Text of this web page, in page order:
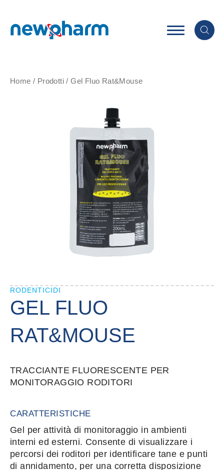
Home / Prodotti /Gel Fluo Rat&Mouse
RODENTICIDI
GEL FLUO
RAT&MOUSE
TRACCIANTE FLUORESCENTE PER
MONITORAGGIO RODITORI
CARATTERISTICHE
Gel per attività di monitoraggio in ambienti
interni ed esterni. Consente di visualizzare i
percorsi dei roditori per identificare tane e punti
di annidamento, per una corretta disposizione